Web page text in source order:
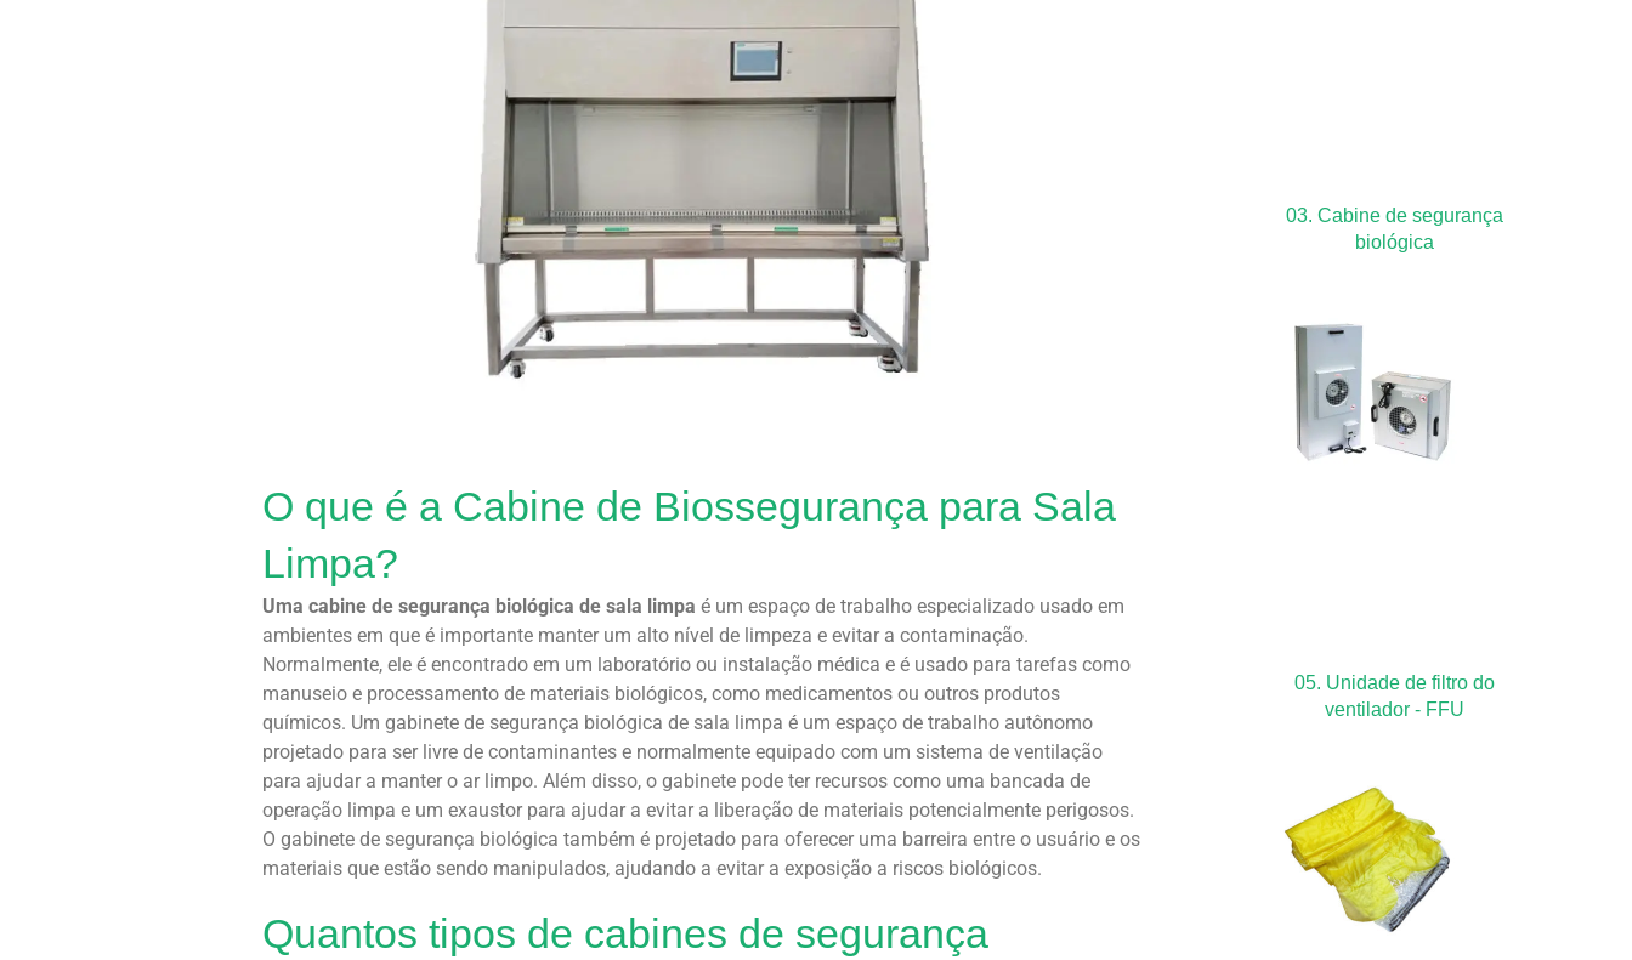
O que é a Cabine de Biossegurança para Sala
Limpa?
Uma cabine de segurança biológica de sala limpa é um espaço de trabalho especializado usado em
ambientes em que é importante manter um alto nível de limpeza e evitar a contaminação.
Normalmente, ele é encontrado em um laboratório ou instalação médica e é usado para tarefas como
manuseio e processamento de materiais biológicos, como medicamentos ou outros produtos
químicos. Um gabinete de segurança biológica de sala limpa é um espaço de trabalho autônomo
projetado para ser livre de contaminantes e normalmente equipado com um sistema de ventilação
para ajudar a manter o ar limpo. Além disso, o gabinete pode ter recursos como uma bancada de
operação limpa e um exaustor para ajudar a evitar a liberação de materiais potencialmente perigosos.
O gabinete de segurança biológica também é projetado para oferecer uma barreira entre o usuário e os
materiais que estão sendo manipulados, ajudando a evitar a exposição a riscos biológicos.
Quantos tipos de cabines de segurança
03. Cabine de segurança
biológica
05. Unidade de filtro do
ventilador - FFU